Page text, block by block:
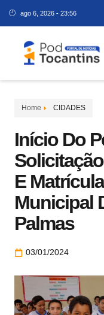
ago 6, 2026 - 23:56
Home CIDADES
Início Do
E
Municipal
Palmas
03/01/2024